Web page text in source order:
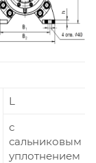
L
с
сальниковым
уплотнением